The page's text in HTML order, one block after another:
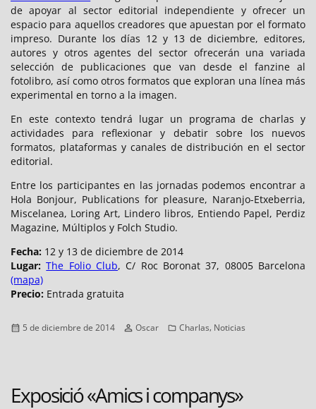
de apoyar al sector editorial independiente y ofrecer un
espacio para aquellos creadores que apuestan por el formato
impreso. Durante los días 12 y 13 de diciembre, editores,
autores y otros agentes del sector ofrecerán una variada
selección de publicaciones que van desde el fanzine al
fotolibro, así como otros formatos que exploran una línea más
experimental en torno a la imagen.
En este contexto tendrá lugar un programa de charlas y
actividades para reflexionar y debatir sobre los nuevos
formatos, plataformas y canales de distribución en el sector
editorial.
Entre los participantes en las jornadas podemos encontrar a
Hola Bonjour, Publications for pleasure, Naranjo-Etxeberria,
Miscelanea, Loring Art, Lindero libros, Entiendo Papel, Perdiz
Magazine, Múltiplos y Folch Studio.
Fecha: 12 y 13 de diciembre de 2014
Lugar: The Folio Club, C/ Roc Boronat 37, 08005 Barcelona
(mapa)
Precio: Entrada gratuita
Publicado
5 de diciembre de 2014 Autor
Oscar Categorías
Charlas, Noticias
Exposició «Amics i companys»